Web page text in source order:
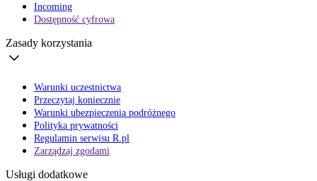
Incoming
Dostępność cyfrowa
Zasady korzystania
Warunki uczestnictwa
Przeczytaj koniecznie
Warunki ubezpieczenia podróżnego
Polityka prywatności
Regulamin serwisu R.pl
Zarządzaj zgodami
Usługi dodatkowe